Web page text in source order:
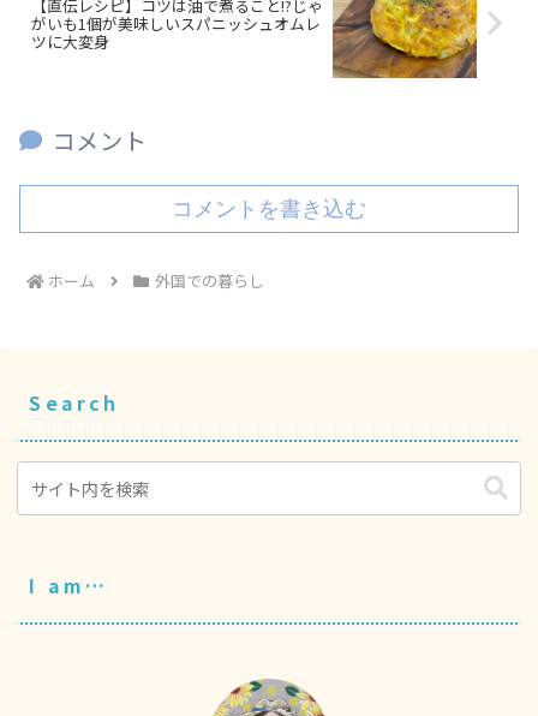
【直伝レシピ】コツは油で煮ること!?じゃ
がいも1個が美味しいスパニッシュオムレ
ツに大変身
コメント
コメントを書き込む
ホーム 外国での暮らし
Search
I am…